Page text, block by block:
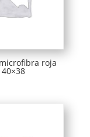
roja
40×38